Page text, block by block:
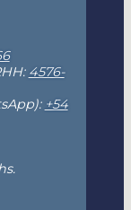
4576-
+54